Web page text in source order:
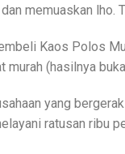
memuaskan lho.
Kaos Polos
(hasilnya
yang
ratusan ribu